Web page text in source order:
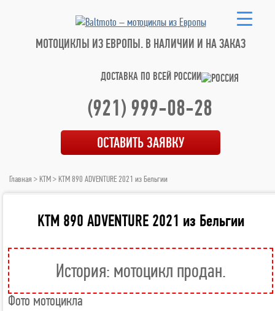
МОТОЦИКЛЫ ИЗ ЕВРОПЫ. В НАЛИЧИИ И НА ЗАКАЗ
ДОСТАВКА ПО ВСЕЙ РОССИИ
(921) 999-08-28
ОСТАВИТЬ ЗАЯВКУ
Главная > KTM> KTM 890 ADVENTURE 2021 из Бельгии
KTM 890 ADVENTURE 2021 из Бельгии
История: мотоцикл продан.
Фото мотоцикла